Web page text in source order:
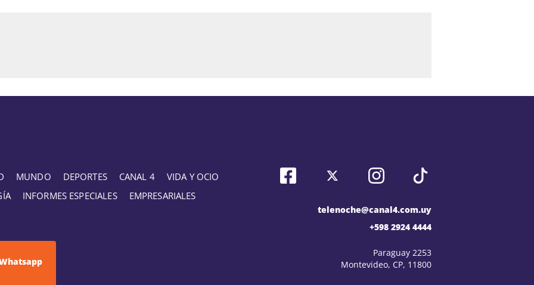
MUNDO DEPORTES CANAL 4
VIDA Y OCIO
INFORMES ESPECIALES EMPRESARIALES
telenoche@canal4.com.uy
+598 2924 4444
Paraguay 2253
Montevideo, CP, 11800